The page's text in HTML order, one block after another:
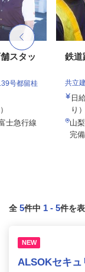
スタッ
号都留桂
士急行線
鉄道
共立
日
り
山
完
全 5件中 1 - 5件を
NEW
ALSOKセキ